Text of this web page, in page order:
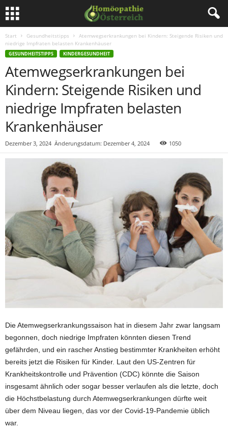
Start Gesundheitstipps
Atemwegserkrankungen bei Kindern: Steigende Risiken und
niedrige Impfraten belasten Krankenhäuser
GESUNDHEITSTIPPS KINDERGESUNDHEIT
Atemwegserkrankungen bei
Kindern: Steigende Risiken und
niedrige Impfraten belasten
Krankenhäuser
Dezember 3, 2024 Änderungsdatum: Dezember 4, 2024 1050
Die Atemwegserkrankungssaison hat in diesem Jahr zwar langsam
begonnen, doch niedrige Impfraten könnten diesen Trend
gefährden, und ein rascher Anstieg bestimmter Krankheiten erhöht
bereits jetzt die Risiken für Kinder. Laut den US-Zentren für
Krankheitskontrolle und Prävention (CDC) könnte die Saison
insgesamt ähnlich oder sogar besser verlaufen als die letzte, doch
die Höchstbelastung durch Atemwegserkrankungen dürfte weit
über dem Niveau liegen, das vor der Covid-19-Pandemie üblich
war.